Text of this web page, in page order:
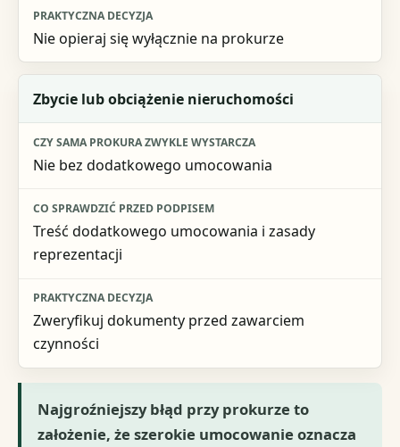
Nie opieraj się wyłącznie na prokurze
Zbycie lub obciążenie nieruchomości
Nie bez dodatkowego umocowania
Treść dodatkowego umocowania i zasady
reprezentacji
Zweryfikuj dokumenty przed zawarciem
czynności
Najgroźniejszy błąd przy prokurze to
założenie, że szerokie umocowanie oznacza